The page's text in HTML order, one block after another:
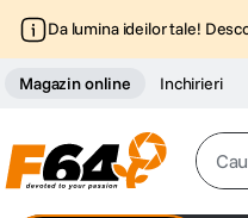
Da lumina ideilor tale!
Magazin online Inchirieri